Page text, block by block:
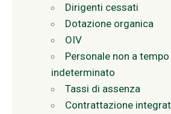
Dirigenti cessati
Dotazione organica
OIV
Personale non a tempo
indeterminato
Tassi di assenza
Contrattazione